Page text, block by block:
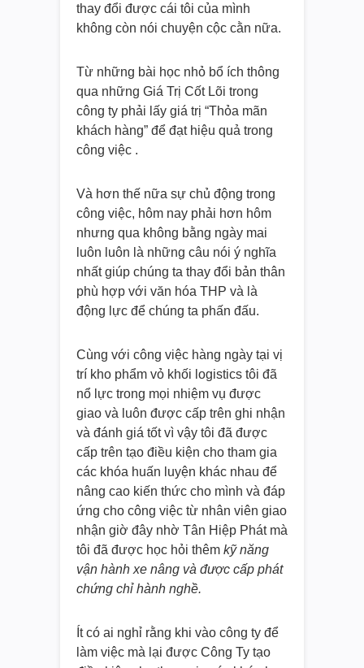
thay đổi được cái tôi của mình
không còn nói chuyện cộc cằn nữa.
Từ những bài học nhỏ bổ ích thông
qua những Giá Trị Cốt Lõi trong
công ty phải lấy giá trị “Thỏa mãn
khách hàng” để đạt hiệu quả trong
công việc .
Và hơn thế nữa sự chủ động trong
công việc, hôm nay phải hơn hôm
nhưng qua không bằng ngày mai
luôn luôn là những câu nói ý nghĩa
nhất giúp chúng ta thay đổi bản thân
phù hợp với văn hóa THP và là
động lực để chúng ta phấn đấu.
Cùng với công việc hàng ngày tại vị
trí kho phẩm vỏ khối logistics tôi đã
nổ lực trong mọi nhiệm vụ được
giao và luôn được cấp trên ghi nhận
và đánh giá tốt vì vậy tôi đã được
cấp trên tạo điều kiện cho tham gia
các khóa huấn luyện khác nhau để
nâng cao kiến thức cho mình và đáp
ứng cho công việc từ nhân viên giao
nhận giờ đây nhờ Tân Hiệp Phát mà
tôi đã được học hỏi thêm kỹ năng
vận hành xe nâng và được cấp phát
chứng chỉ hành nghề.
Ít có ai nghỉ rằng khi vào công ty để
làm việc mà lại được Công Ty tạo